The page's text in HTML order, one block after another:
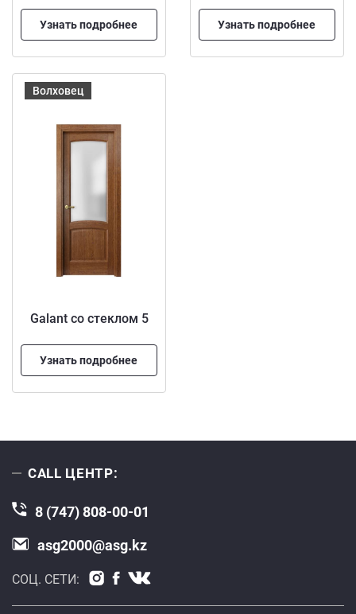
Узнать подробнее Узнать подробнее
Волховец
Galant со стеклом 5
Узнать подробнее
CALL ЦЕНТР:
8 (747) 808-00-01
asg2000@asg.kz
СОЦ. СЕТИ: